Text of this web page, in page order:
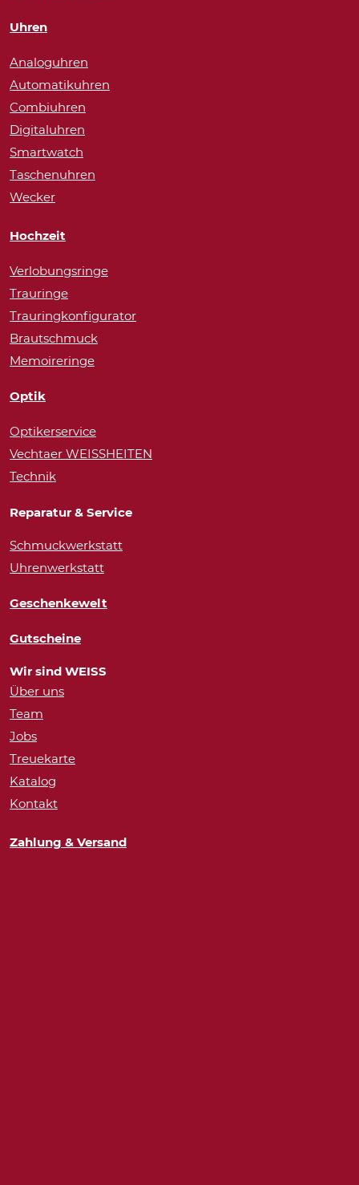
Uhren
Analoguhren
Automatikuhren
Combiuhren
Digitaluhren
Smartwatch
Taschenuhren
Wecker
Hochzeit
Verlobungsringe
Trauringe
Trauringkonfigurator
Brautschmuck
Memoireringe
Optik
Optikerservice
Vechtaer WEISSHEITEN
Technik
Reparatur & Service
Schmuckwerkstatt
Uhrenwerkstatt
Geschenkewelt
Gutscheine
Wir sind WEISS
Über uns
Team
Jobs
Treuekarte
Katalog
Kontakt
Zahlung & Versand